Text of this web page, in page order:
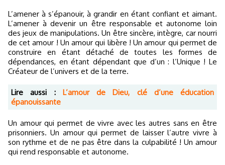
L’amener à s’épanouir, à grandir en étant confiant et aimant.
L’amener à devenir un être responsable et autonome loin
des jeux de manipulations. Un être sincère, intègre, car nourri
de cet amour ! Un amour qui libère ! Un amour qui permet de
construire en étant détaché de toutes les formes de
dépendances, en étant dépendant que d’un : l’Unique ! Le
Créateur de l’univers et de la terre.
Lire aussi : L’amour de Dieu, clé d’une éducation
épanouissante
Un amour qui permet de vivre avec les autres sans en être
prisonniers. Un amour qui permet de laisser l’autre vivre à
son rythme et de ne pas être dans la culpabilité ! Un amour
qui rend responsable et autonome.